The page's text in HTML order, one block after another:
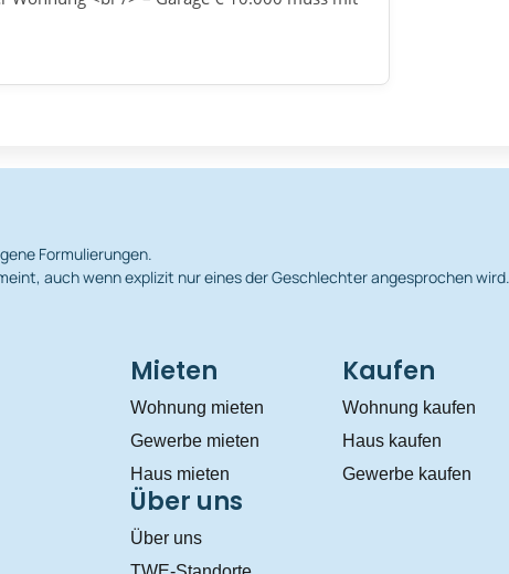
Formulierungen.
auch wenn explizit nur eines der Geschlechter angesprochen wird.
Mieten
Wohnung mieten
Gewerbe mieten
Haus mieten
Über uns
Über uns
Kaufen
Wohnung kaufen
Haus kaufen
Gewerbe kaufen